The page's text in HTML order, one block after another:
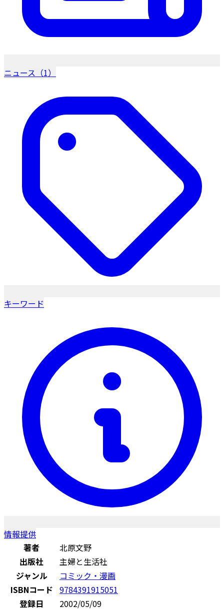
ニュース（1）
キーワード
情報提供
著者
北原文野
出版社
主婦と生活社
ジャンル
コミック・漫画
ISBNコード 9784391915051
登録日
2002/05/09